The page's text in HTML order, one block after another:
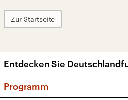
Zur Startseite
Entdecken Sie
Programm